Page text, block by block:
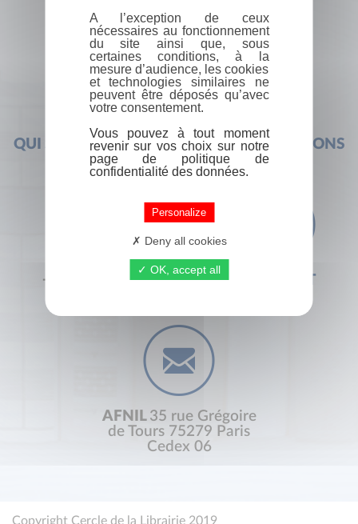
QUI SOMMES-NOUS ?FOIRE AUX QUESTIONS
+33 (0) 1 44 41 29 19 CONTACT
AFNIL 35 rue Grégoire
de Tours 75279 Paris
Cedex 06
Copyright Cercle de la Librairie 2019
A l’exception de ceux
nécessaires au fonctionnement
du site ainsi que, sous
certaines conditions, à la
mesure d’audience, les cookies
et technologies similaires ne
peuvent être déposés qu’avec
votre consentement.
Vous pouvez à tout moment
revenir sur vos choix sur notre
page de politique de
confidentialité des données.
Personalize
Deny all cookies
OK, accept all